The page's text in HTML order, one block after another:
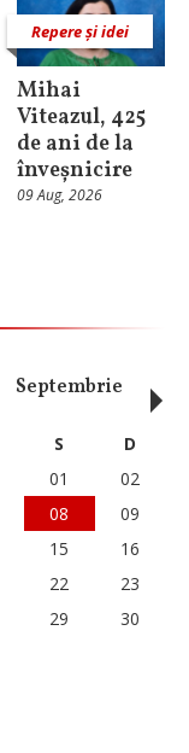
Repere și idei
Mihai
Viteazul, 425
de ani de la
înveșnicire
09 Aug, 2026
Septembrie
S
D
01
02
08
09
15
16
22
23
29
30